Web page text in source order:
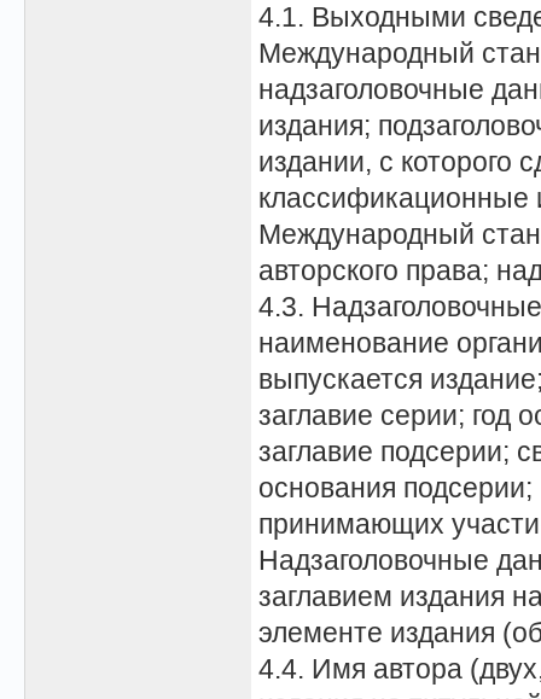
4.1. Выходными
Международный
надзаголовочные
издания;
издании, с которого
классификационные
Международный
авторского права;
4.3.
наименование
выпускается
заглавие серии; год
заглавие подсерии;
основания
принимающих
Надзаголовочные
заглавием издания
элементе издания
4.4. Имя автора